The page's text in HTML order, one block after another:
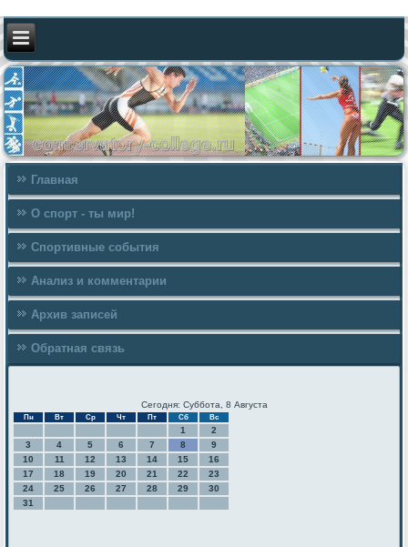
Главная
О спорт - ты мир!
Спортивные события
Анализ и комментарии
Архив записей
Обратная связь
Сегодня: Суббота, 8 Августа
Пн Вт Ср Чт Пт Сб Вс
1
2
3
4 5 6 7 8
9
10
11 12 13 14 15
16
17
18 19 20 21 22
23
24
25 26 27 28 29
30
31